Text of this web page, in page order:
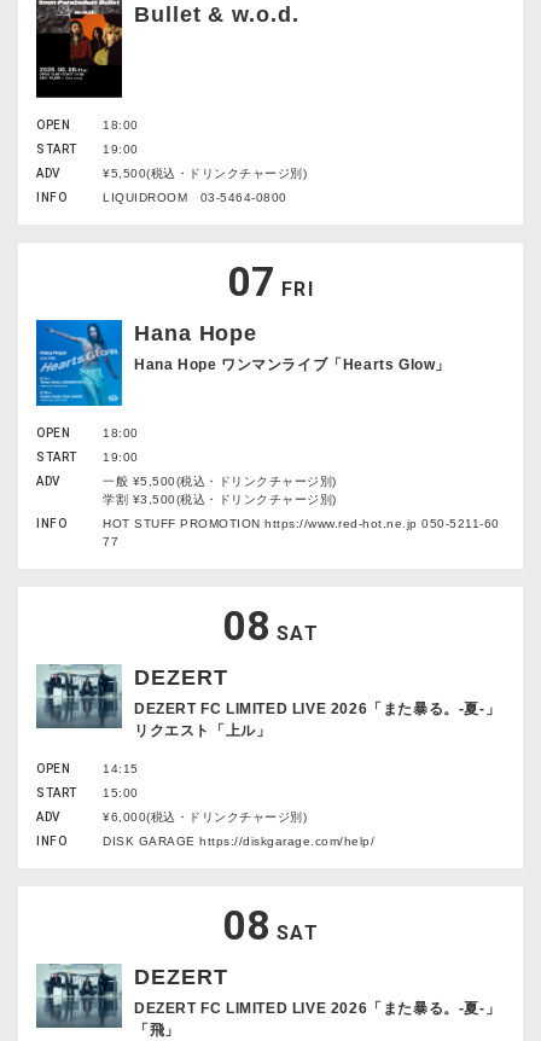
Bullet & w.o.d.
OPEN
18:00
START
19:00
ADV
¥5,500(税込・ドリンクチャージ別)
INFO
LIQUIDROOM 03-5464-0800
07 FRI
Hana Hope
Hana Hope ワンマンライブ「Hearts Glow」
OPEN
18:00
START
19:00
ADV
一般 ¥5,500(税込・ドリンクチャージ別)
学割 ¥3,500(税込・ドリンクチャージ別)
INFO
HOT STUFF PROMOTION https://www.red-hot.ne.jp 050-5211-60
77
08 SAT
DEZERT
DEZERT FC LIMITED LIVE 2026「また暴る。-夏-」
リクエスト「上ル」
OPEN
14:15
START
15:00
ADV
¥6,000(税込・ドリンクチャージ別)
INFO
DISK GARAGE https://diskgarage.com/help/
08 SAT
DEZERT
DEZERT FC LIMITED LIVE 2026「また暴る。-夏-」
「飛」